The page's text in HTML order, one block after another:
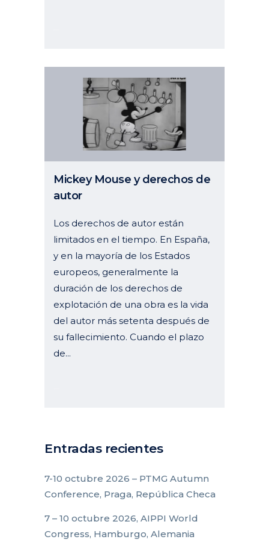
Mickey Mouse y derechos de
autor
Los derechos de autor están
limitados en el tiempo. En España,
y en la mayoría de los Estados
europeos, generalmente la
duración de los derechos de
explotación de una obra es la vida
del autor más setenta después de
su fallecimiento. Cuando el plazo
de...
Entradas recientes
7-10 octubre 2026 – PTMG Autumn
Conference, Praga, República Checa
7 – 10 octubre 2026, AIPPI World
Congress, Hamburgo, Alemania